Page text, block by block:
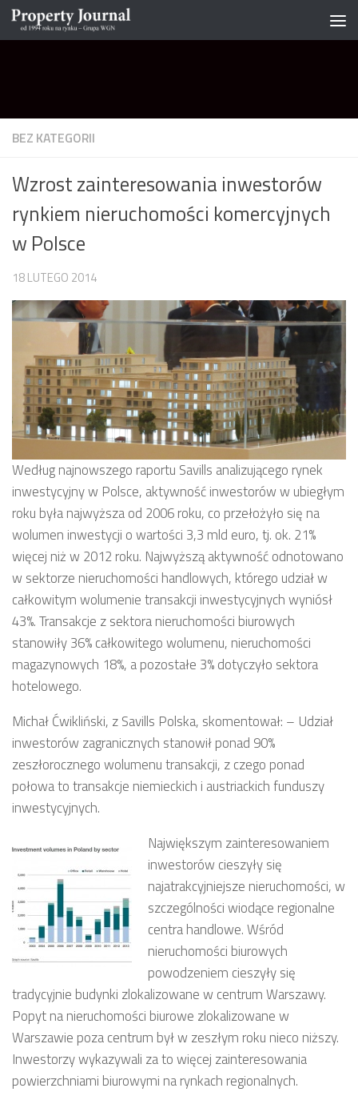
Skip to content
BEZ KATEGORII
Wzrost zainteresowania inwestorów
rynkiem nieruchomości komercyjnych
w Polsce
18 LUTEGO 2014
Według najnowszego raportu Savills analizującego rynek
inwestycyjny w Polsce, aktywność inwestorów w ubiegłym
roku była najwyższa od 2006 roku, co przełożyło się na
wolumen inwestycji o wartości 3,3 mld euro, tj. ok. 21%
więcej niż w 2012 roku. Najwyższą aktywność odnotowano
w sektorze nieruchomości handlowych, którego udział w
całkowitym wolumenie transakcji inwestycyjnych wyniósł
43%. Transakcje z sektora nieruchomości biurowych
stanowiły 36% całkowitego wolumenu, nieruchomości
magazynowych 18%, a pozostałe 3% dotyczyło sektora
hotelowego.
Michał Ćwikliński, z Savills Polska, skomentował: – Udział
inwestorów zagranicznych stanowił ponad 90%
zeszłorocznego wolumenu transakcji, z czego ponad
połowa to transakcje niemieckich i austriackich funduszy
inwestycyjnych.
Największym zainteresowaniem
inwestorów cieszyły się
najatrakcyjniejsze nieruchomości, w
szczególności wiodące regionalne
centra handlowe. Wśród
nieruchomości biurowych
powodzeniem cieszyły się
tradycyjnie budynki zlokalizowane w centrum Warszawy.
Popyt na nieruchomości biurowe zlokalizowane w
Warszawie poza centrum był w zeszłym roku nieco niższy.
Inwestorzy wykazywali za to więcej zainteresowania
powierzchniami biurowymi na rynkach regionalnych.